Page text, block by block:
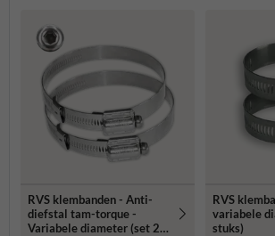
RVS klembanden - Anti-
diefstal tam-torque -
Variabele diameter (set 2
RVS
variabele
stuks)